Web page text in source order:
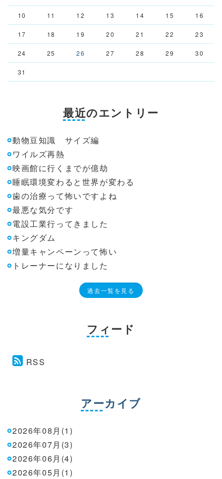
10 11 12 13 14 15 16
17 18 19 20 21 22 23
24 25 26 27 28 29 30
31
最近のエントリー
動物豆知識 サイズ編
ワイルズ再熱
映画館に行くまでが億劫
睡眠環境変わると世界が変わる
歯の治療って怖いですよね
最悪な気分です
電設工業行ってきました
キングダム
増量キャンペーンって怖い
トレーナーになりました
過去一覧を見る
フィード
RSS
アーカイブ
2026年08月(1)
2026年07月(3)
2026年06月(4)
2026年05月(1)